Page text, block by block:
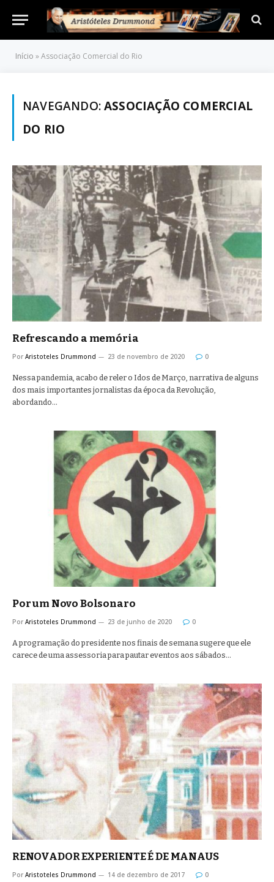
Início »Associação Comercial do Rio
NAVEGANDO:ASSOCIAÇÃO COMERCIAL
DO RIO
Refrescando a memória
Por Aristoteles Drummond 23 de novembro de 2020 0
Nessa pandemia, acabo de reler o Idos de Março, narrativa de alguns
dos mais importantes jornalistas da época da Revolução,
abordando…
Por um Novo Bolsonaro
Por Aristoteles Drummond 23 de junho de 2020 0
A programação do presidente nos finais de semana sugere que ele
carece de uma assessoria para pautar eventos aos sábados…
RENOVADOR EXPERIENTE É DE MANAUS
Por Aristoteles Drummond 14 de dezembro de 2017 0